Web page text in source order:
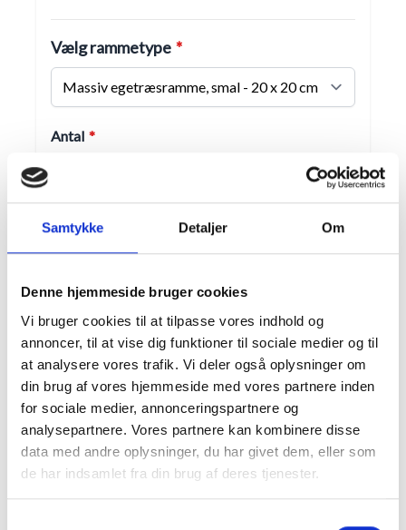
Samtykke Detaljer Om
Denne hjemmeside bruger cookies
Vi bruger cookies til at tilpasse vores indhold og
annoncer, til at vise dig funktioner til sociale medier og til
at analysere vores trafik. Vi deler også oplysninger om
din brug af vores hjemmeside med vores partnere inden
for sociale medier, annonceringspartnere og
analysepartnere. Vores partnere kan kombinere disse
data med andre oplysninger, du har givet dem, eller som
de har indsamlet fra din brug af deres tjenester.
Vælg rammetype
Antal
Farve
Hvid +0,00 kr.
Din tilpasning
Pengegaveramme, Konfirmationskjole med